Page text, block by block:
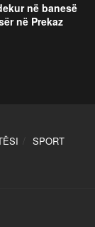
në banesë
në Prekaz
SPORT